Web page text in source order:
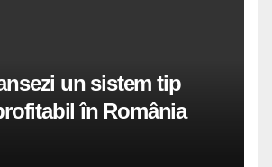
un sistem tip
în România